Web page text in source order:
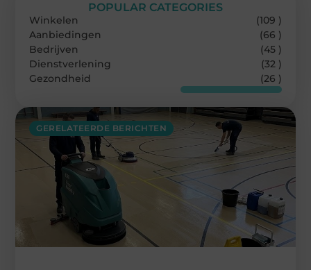
GERELATEERDE BERICHTEN
POPULAR CATEGORIES
Winkelen
(109 )
Aanbiedingen
(66 )
Bedrijven
(45 )
Dienstverlening
(32 )
Gezondheid
(26 )